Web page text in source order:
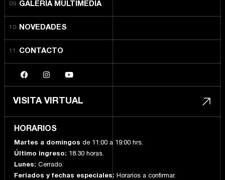
GALERÍA MULTIMEDIA
NOVEDADES
CONTACTO
VISITA VIRTUAL
HORARIOS
Martes a domingos de 11:00 a 19:00 hrs.
Último ingreso: 18.30 horas.
Lunes: Cerrado.
Feriados y fechas especiales: Horarios a confirmar.